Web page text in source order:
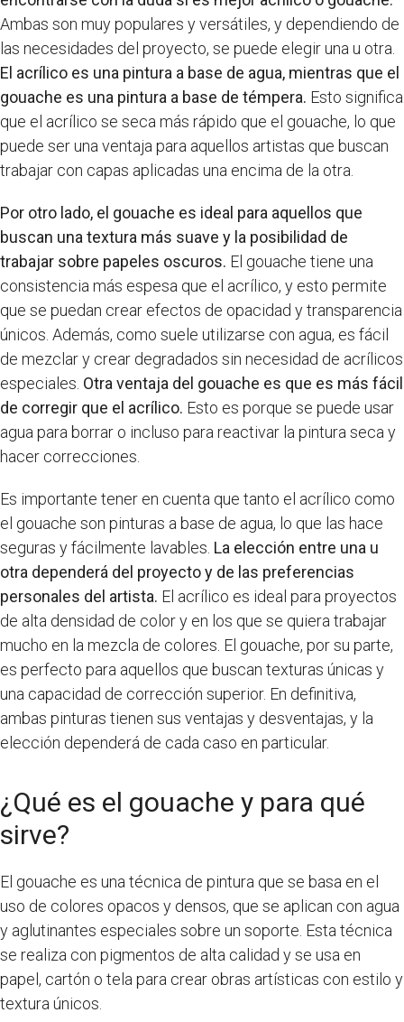
Ambas son muy populares y versátiles, y dependiendo de
las necesidades del proyecto, se puede elegir una u otra.
El acrílico es una pintura a base de agua, mientras que el
gouache es una pintura a base de témpera. Esto significa
que el acrílico se seca más rápido que el gouache, lo que
puede ser una ventaja para aquellos artistas que buscan
trabajar con capas aplicadas una encima de la otra.
Por otro lado, el gouache es ideal para aquellos que
buscan una textura más suave y la posibilidad de
trabajar sobre papeles oscuros. El gouache tiene una
consistencia más espesa que el acrílico, y esto permite
que se puedan crear efectos de opacidad y transparencia
únicos. Además, como suele utilizarse con agua, es fácil
de mezclar y crear degradados sin necesidad de acrílicos
especiales. Otra ventaja del gouache es que es más fácil
de corregir que el acrílico. Esto es porque se puede usar
agua para borrar o incluso para reactivar la pintura seca y
hacer correcciones.
Es importante tener en cuenta que tanto el acrílico como
el gouache son pinturas a base de agua, lo que las hace
seguras y fácilmente lavables. La elección entre una u
otra dependerá del proyecto y de las preferencias
personales del artista. El acrílico es ideal para proyectos
de alta densidad de color y en los que se quiera trabajar
mucho en la mezcla de colores. El gouache, por su parte,
es perfecto para aquellos que buscan texturas únicas y
una capacidad de corrección superior. En definitiva,
ambas pinturas tienen sus ventajas y desventajas, y la
elección dependerá de cada caso en particular.
¿Qué es el gouache y para qué
sirve?
El gouache es una técnica de pintura que se basa en el
uso de colores opacos y densos, que se aplican con agua
y aglutinantes especiales sobre un soporte. Esta técnica
se realiza con pigmentos de alta calidad y se usa en
papel, cartón o tela para crear obras artísticas con estilo y
textura únicos.